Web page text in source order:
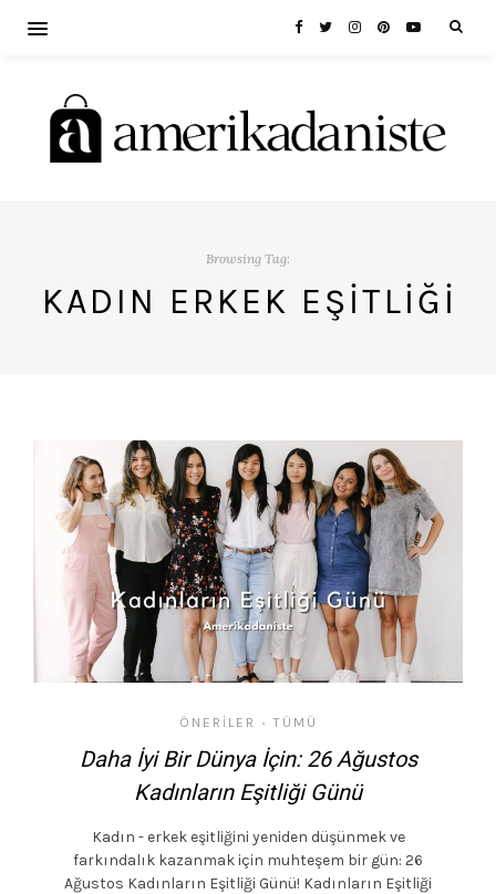
Browsing Tag:
KADIN ERKEK EŞITLIĞI
ÖNERILER • TÜMÜ
Daha İyi Bir Dünya İçin: 26 Ağustos
Kadınların Eşitliği Günü
Kadın - erkek eşitliğini yeniden düşünmek ve
farkındalık kazanmak için muhteşem bir gün: 26
Ağustos Kadınların Eşitliği Günü! Kadınların Eşitliği